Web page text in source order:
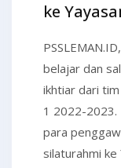
ke
belajar dan
ikhtiar dari tim
1 2022-2023.
para
silaturahmi